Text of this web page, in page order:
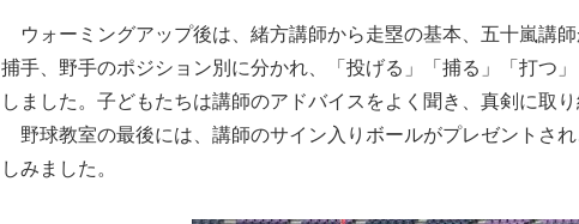
ウォーミングアップ後は、緒方講師から走塁の基本、五十嵐講師
捕手、野手のポジション別に分かれ、「投げる」「捕る」「打つ
しました。子どもたちは講師のアドバイスをよく聞き、真剣に取り
野球教室の最後には、講師のサイン入りボールがプレゼントさ
しみました。